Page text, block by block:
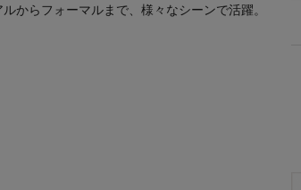
からフォーマルまで、様々なシーンで活躍。